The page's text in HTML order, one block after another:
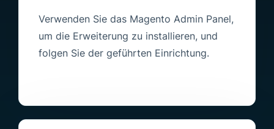
Verwenden Sie das Magento Admin Panel,
um die Erweiterung zu installieren, und
folgen Sie der geführten Einrichtung.